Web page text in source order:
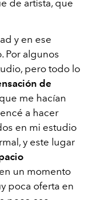
de artista, que
y en ese
Por algunos
pero todo lo
de
que me hacían
a hacer
en mi estudio
y este lugar
un momento
poca oferta en